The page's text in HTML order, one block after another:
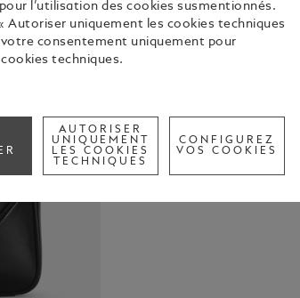
Inspiré
voyages
Montblanc.
sac. Les
cuir
options de
Check
Call
l’utilisation des cookies susmentionnés.
Autoriser uniquement les cookies techniques
votre consentement uniquement pour
cookies techniques.
AUTORISER
UNIQUEMENT
LES COOKIES
TECHNIQUES
CONFIGUREZ
VOS COOKIES